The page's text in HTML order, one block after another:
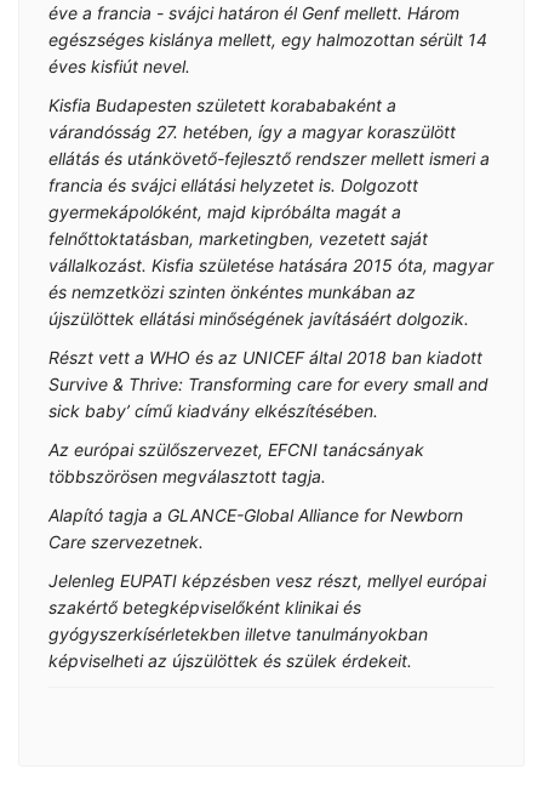
éve a francia - svájci határon él Genf mellett. Három
egészséges kislánya mellett, egy halmozottan sérült 14
éves kisfiút nevel.
Kisfia Budapesten született korababaként a
várandósság 27. hetében, így a magyar koraszülött
ellátás és utánkövető-fejlesztő rendszer mellett ismeri a
francia és svájci ellátási helyzetet is. Dolgozott
gyermekápolóként, majd kipróbálta magát a
felnőttoktatásban, marketingben, vezetett saját
vállalkozást. Kisfia születése hatására 2015 óta, magyar
és nemzetközi szinten önkéntes munkában az
újszülöttek ellátási minőségének javításáért dolgozik.
Részt vett a WHO és az UNICEF által 2018 ban kiadott
Survive & Thrive: Transforming care for every small and
sick baby’ című kiadvány elkészítésében.
Az európai szülőszervezet, EFCNI tanácsányak
többszörösen megválasztott tagja.
Alapító tagja a GLANCE-Global Alliance for Newborn
Care szervezetnek.
Jelenleg EUPATI képzésben vesz részt, mellyel európai
szakértő betegképviselőként klinikai és
gyógyszerkísérletekben illetve tanulmányokban
képviselheti az újszülöttek és szülek érdekeit.